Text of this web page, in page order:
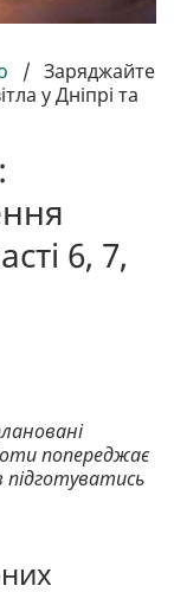
/ Заряджайте
у Дніпрі та
6, 7,
попереджає